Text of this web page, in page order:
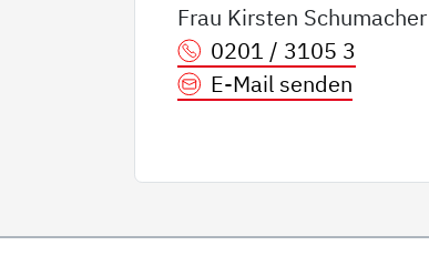
Frau Kirsten Schumacher
0201 / 3105 3
E-Mail senden